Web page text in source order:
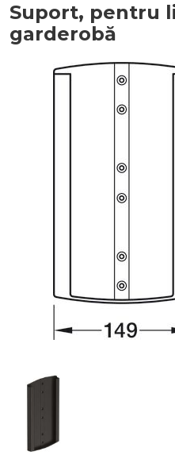
Suport, pentru
garderobă